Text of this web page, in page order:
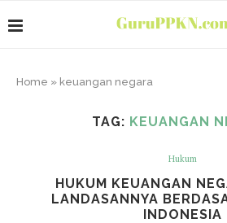
Home » keuangan negara
TAG: KEUANGAN
Hukum
HUKUM KEUANGAN
LANDASANNYA
INDONESIA